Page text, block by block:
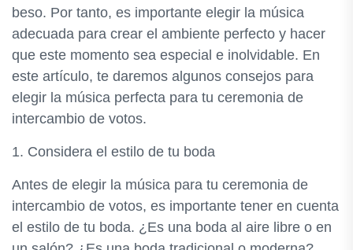
beso. Por tanto, es importante elegir la música
adecuada para crear el ambiente perfecto y hacer
que este momento sea especial e inolvidable. En
este artículo, te daremos algunos consejos para
elegir la música perfecta para tu ceremonia de
intercambio de votos.
1. Considera el estilo de tu boda
Antes de elegir la música para tu ceremonia de
intercambio de votos, es importante tener en cuenta
el estilo de tu boda. ¿Es una boda al aire libre o en